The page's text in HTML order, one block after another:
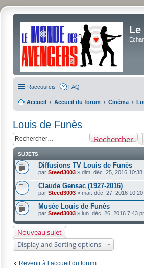
Le
Raccourcis FAQ
Accueil Accueil du forum Cinéma
Louis de Funès
Rechercher
SUJETS
Diffusions TV Louis de Funès
par Steed3003 » dim. déc. 25, 2016 10:38
Claude Gensac (1927-2016)
par Steed3003 » mar. déc. 27, 2016 10:20
Musée Louis de Funès
par Steed3003 » lun. déc. 26, 2016 7:43
Nouveau sujet
Display and Sorting options
Revenir à l’accueil du forum